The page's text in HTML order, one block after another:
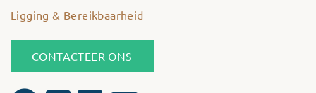
Ligging & Bereikbaarheid
CONTACTEER ONS